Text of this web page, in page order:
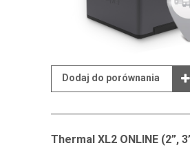
Dodaj do porównania
Thermal XL2 ONLINE (2”,